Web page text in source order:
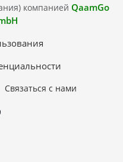
компанией QaamGo
Связаться с нами